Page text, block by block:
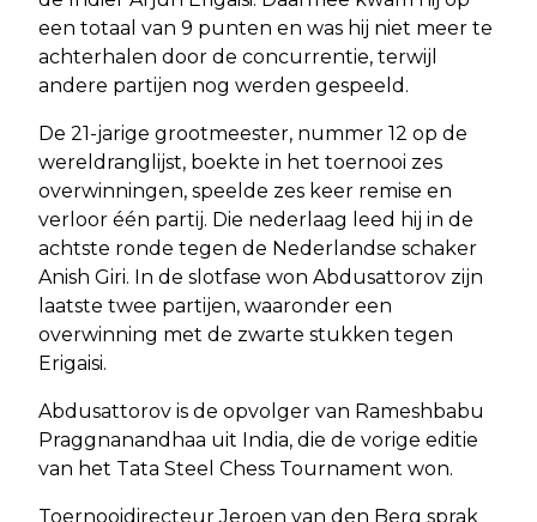
een totaal van 9 punten en was hij niet meer te
achterhalen door de concurrentie, terwijl
andere partijen nog werden gespeeld.
De 21-jarige grootmeester, nummer 12 op de
wereldranglijst, boekte in het toernooi zes
overwinningen, speelde zes keer remise en
verloor één partij. Die nederlaag leed hij in de
achtste ronde tegen de Nederlandse schaker
Anish Giri. In de slotfase won Abdusattorov zijn
laatste twee partijen, waaronder een
overwinning met de zwarte stukken tegen
Erigaisi.
Abdusattorov is de opvolger van Rameshbabu
Praggnanandhaa uit India, die de vorige editie
van het Tata Steel Chess Tournament won.
Toernooidirecteur Jeroen van den Berg sprak